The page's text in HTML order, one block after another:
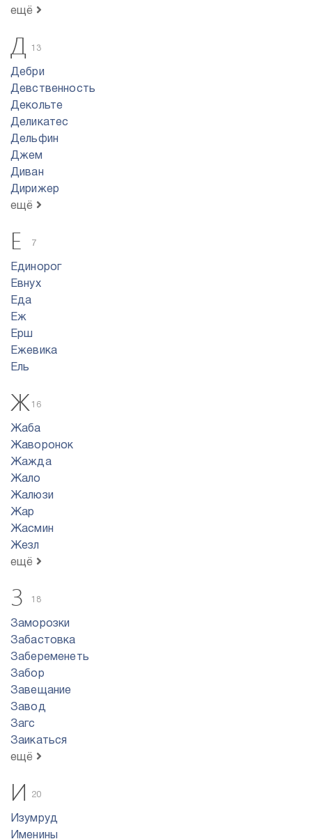
ещё
Д 13
Дебри
Девственность
Декольте
Деликатес
Дельфин
Джем
Диван
Дирижер
ещё
Е 7
Единорог
Евнух
Еда
Еж
Ерш
Ежевика
Ель
Ж16
Жаба
Жаворонок
Жажда
Жало
Жалюзи
Жар
Жасмин
Жезл
ещё
З 18
Заморозки
Забастовка
Забеременеть
Забор
Завещание
Завод
Загс
Заикаться
ещё
И 20
Изумруд
Именины